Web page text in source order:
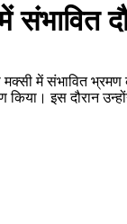
संभावित
में संभावित
इस दौरान